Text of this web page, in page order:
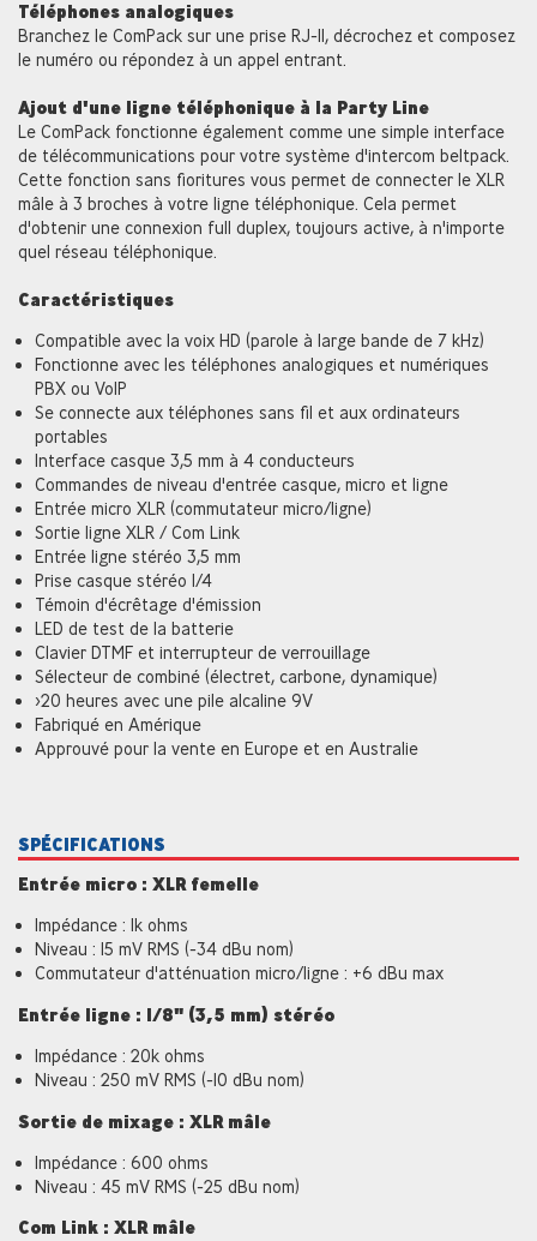
Téléphones analogiques
Branchez le ComPack sur une prise RJ-11, décrochez et composez
le numéro ou répondez à un appel entrant.
Ajout d'une ligne téléphonique à la Party Line
Le ComPack fonctionne également comme une simple interface
de télécommunications pour votre système d'intercom beltpack.
Cette fonction sans fioritures vous permet de connecter le XLR
mâle à 3 broches à votre ligne téléphonique. Cela permet
d'obtenir une connexion full duplex, toujours active, à n'importe
quel réseau téléphonique.
Caractéristiques
Compatible avec la voix HD (parole à large bande de 7 kHz)
Fonctionne avec les téléphones analogiques et numériques
PBX ou VoIP
Se connecte aux téléphones sans fil et aux ordinateurs
portables
Interface casque 3,5 mm à 4 conducteurs
Commandes de niveau d'entrée casque, micro et ligne
Entrée micro XLR (commutateur micro/ligne)
Sortie ligne XLR / Com Link
Entrée ligne stéréo 3,5 mm
Prise casque stéréo 1/4
Témoin d'écrêtage d'émission
LED de test de la batterie
Clavier DTMF et interrupteur de verrouillage
Sélecteur de combiné (électret, carbone, dynamique)
>20 heures avec une pile alcaline 9V
Fabriqué en Amérique
Approuvé pour la vente en Europe et en Australie
SPÉCIFICATIONS
Entrée micro : XLR femelle
Impédance : 1k ohms
Niveau : 15 mV RMS (-34 dBu nom)
Commutateur d'atténuation micro/ligne : +6 dBu max
Entrée ligne : 1/8" (3,5 mm) stéréo
Impédance : 20k ohms
Niveau : 250 mV RMS (-10 dBu nom)
Sortie de mixage : XLR mâle
Impédance : 600 ohms
Niveau : 45 mV RMS (-25 dBu nom)
Com Link : XLR mâle